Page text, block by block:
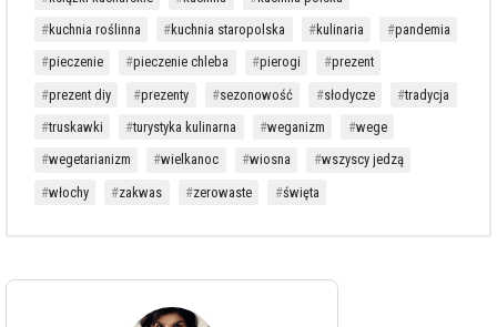
kuchnia roślinna
kuchnia staropolska kulinaria
pandemia
pieczenie
pieczenie chleba pierogi
prezent
prezent diy
prezenty sezonowość słodycze
tradycja
truskawki
turystyka kulinarna weganizm
wege
wegetarianizm
wielkanoc wiosna
wszyscy jedzą
włochy
zakwas zerowaste święta